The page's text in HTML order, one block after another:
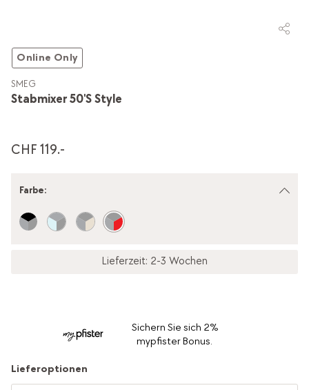
Online Only
Stabmixer 50's Style
SMEG
CHF 119.-
Farbe:
Lieferzeit: 2-3 Wochen
Sichern Sie sich 2%
mypfister Bonus.
Lieferoptionen